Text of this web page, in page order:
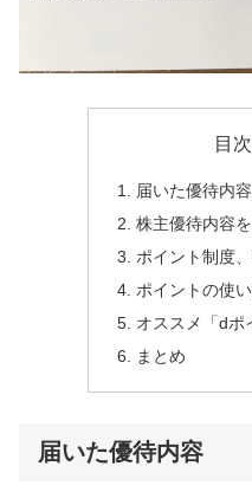
目次
届いた優待内容
株主優待内容
ポイント制度
ポイントの使
オススメ「dポ
まとめ
届いた優待内容